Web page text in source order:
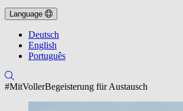
Language
Deutsch
English
Português
#MitVollerBegeisterung für Austausch